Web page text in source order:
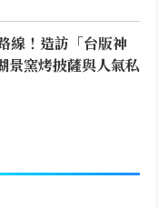
線！造訪「台版神
景窯烤披薩與人氣私